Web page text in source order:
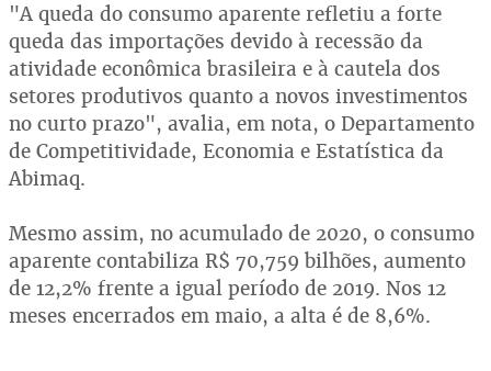
"A queda do consumo aparente refletiu a forte
queda das importações devido à recessão da
atividade econômica brasileira e à cautela dos
setores produtivos quanto a novos investimentos
no curto prazo", avalia, em nota, o Departamento
de Competitividade, Economia e Estatística da
Abimaq.
Mesmo assim, no acumulado de 2020, o consumo
aparente contabiliza R$ 70,759 bilhões, aumento
de 12,2% frente a igual período de 2019. Nos 12
meses encerrados em maio, a alta é de 8,6%.